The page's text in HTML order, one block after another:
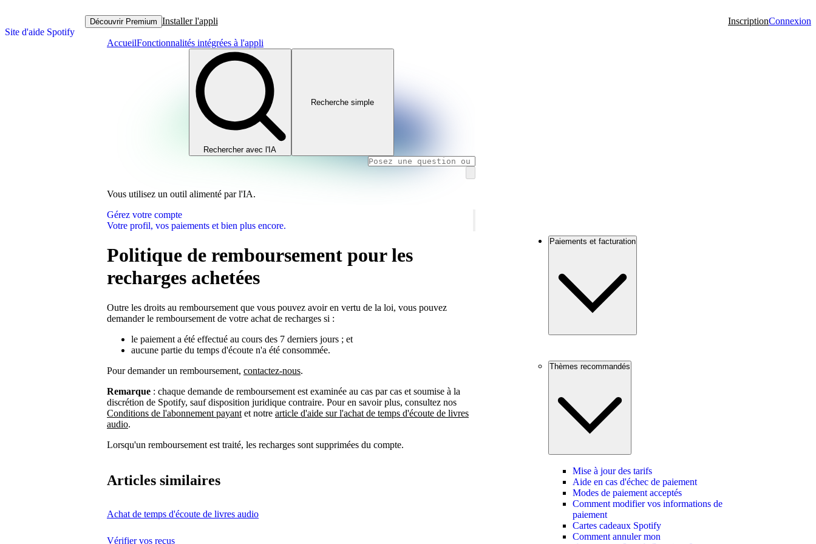
Site d'aide Spotify
Découvrir Premium Installer l'appli InscriptionConnexion
AccueilFonctionnalités intégrées à l'appli
Rechercher avec l'IA
Recherche simple
Vous utilisez un outil alimenté par l'IA.
Gérez votre compte
Votre profil, vos paiements et bien plus encore.
Politique de remboursement pour les
recharges achetées
Outre les droits au remboursement que vous pouvez avoir en vertu de la loi, vous pouvez
demander le remboursement de votre achat de recharges si :
le paiement a été effectué au cours des 7 derniers jours ; et
aucune partie du temps d'écoute n'a été consommée.
Pour demander un remboursement, contactez-nous.
Remarque : chaque demande de remboursement est examinée au cas par cas et soumise à la
discrétion de Spotify, sauf disposition juridique contraire. Pour en savoir plus, consultez nos
Conditions de l'abonnement payant et notre article d'aide sur l'achat de temps d'écoute de livres
audio.
Lorsqu'un remboursement est traité, les recharges sont supprimées du compte.
Articles similaires
Achat de temps d'écoute de livres audio
Vérifier vos reçus
Paiements et facturation
Thèmes recommandés
Mise à jour des tarifs
Aide en cas d'échec de paiement
Modes de paiement acceptés
Comment modifier vos informations de
paiement
Cartes cadeaux Spotify
Comment annuler mon